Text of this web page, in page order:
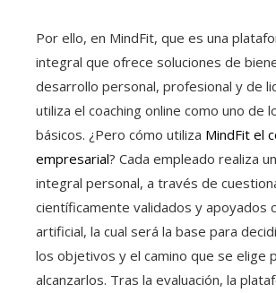
Por ello, en MindFit, que es una
integral que ofrece soluciones de
desarrollo personal, profesional y de
utiliza el coaching online como uno de
básicos. ¿Pero cómo utiliza MindFit el
empresarial? Cada empleado realiza
integral personal, a través de
científicamente validados y apoyados
artificial, la cual será la base para
los objetivos y el camino que se elige
alcanzarlos. Tras la evaluación, la